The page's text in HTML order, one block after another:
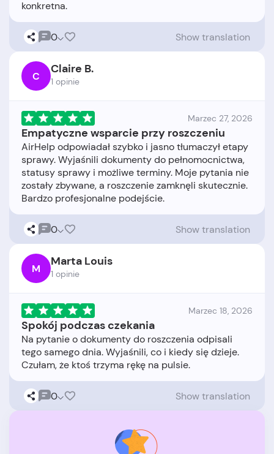
0 Show translation
C Claire B.
1 opinie
Marzec 27, 2026
Empatyczne wsparcie przy roszczeniu
AirHelp odpowiadał szybko i jasno tłumaczył etapy
sprawy. Wyjaśnili dokumenty do pełnomocnictwa,
statusy sprawy i możliwe terminy. Moje pytania nie
zostały zbywane, a roszczenie zamknęli skutecznie.
0 Show translation
M Marta Louis
1 opinie
Marzec 18, 2026
Spokój podczas czekania
Na pytanie o dokumenty do roszczenia odpisali
tego samego dnia. Wyjaśnili, co i kiedy się dzieje.
0 Show translation